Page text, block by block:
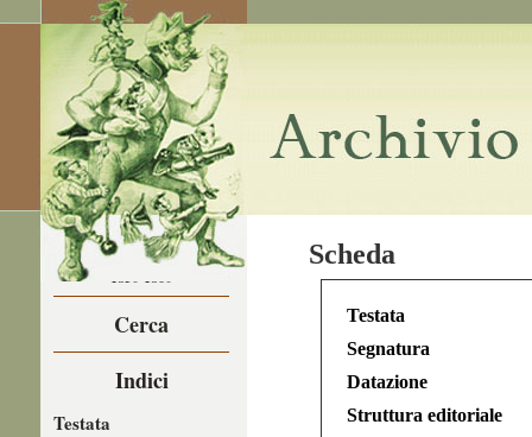
LA CARICATURA
NEL
1850-1860
Cerca
Indici
Testata
Scheda
Testata
Segnatura
Datazione
Struttura editoriale